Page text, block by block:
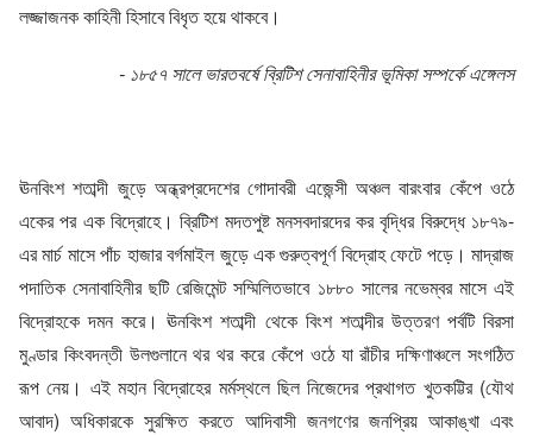
লজ্জাজনক কাহিনী হিসাবে বিধৃত হয়ে থাকবে।
- ১৮৫৭ সালে ভারতবর্ষে ব্রিটিশ সেনাবাহিনীর ভূমিকা সম্পর্কে এঙ্গেলস
ঊনবিংশ শতাব্দী জুড়ে অন্ধ্রপ্রদেশের গোদাবরী এজেন্সী অঞ্চল বারংবার কেঁপে ওঠে
একের পর এক বিদ্রোহে। ব্রিটিশ মদতপুষ্ট মনসবদারদের কর বৃদ্ধির বিরুদ্ধে ১৮৭৯-
এর মার্চ মাসে পাঁচ হাজার বর্গমাইল জুড়ে এক গুরুত্বপূর্ণ বিদ্রোহ ফেটে পড়ে। মাদ্রাজ
পদাতিক সেনাবাহিনীর ছটি রেজিমেন্ট সম্মিলিতভাবে ১৮৮০ সালের নভেম্বর মাসে এই
বিদ্রোহকে দমন করে। ঊনবিংশ শতাব্দী থেকে বিংশ শতাব্দীর উত্তরণ পর্বটি বিরসা
মুণ্ডার কিংবদন্তী উলগুলানে থর থর করে কেঁপে ওঠে যা রাঁচীর দক্ষিণাঞ্চলে সংগঠিত
রূপ নেয়। এই মহান বিদ্রোহের মর্মস্থলে ছিল নিজেদের প্রথাগত খুতকট্টির (যৌথ
আবাদ) অধিকারকে সুরক্ষিত করতে আদিবাসী জনগণের জনপ্রিয় আকাঙ্খা এবং